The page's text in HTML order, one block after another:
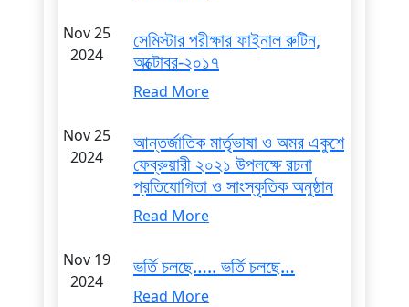
Nov 25
2024
সেমিস্টার পরীক্ষার ফাইনাল রুটিন,
অক্টোবর-২০১৭
Read More
Nov 25
2024
আন্তর্জাতিক মার্তৃভাষা ও অমর একুশে
ফেব্রুয়ারী ২০২১ উপলক্ষে রচনা
প্রতিযোগিতা ও সাংস্কৃতিক অনুষ্ঠান
Read More
Nov 19
2024
ভর্তি চলছে….. ভর্তি চলছে…
Read More